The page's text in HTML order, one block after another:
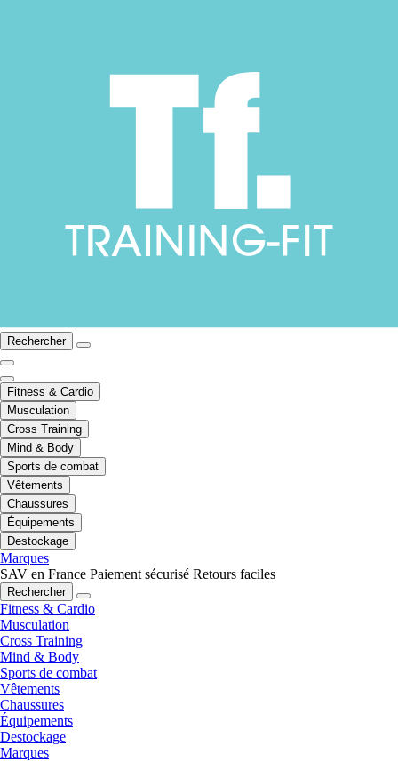
Rechercher
Fitness & Cardio
Musculation
Cross Training
Mind & Body
Sports de combat
Vêtements
Chaussures
Équipements
Destockage
Marques
SAV en France Paiement sécurisé Retours faciles
Rechercher
Fitness & Cardio
Musculation
Cross Training
Mind & Body
Sports de combat
Vêtements
Chaussures
Équipements
Destockage
Marques